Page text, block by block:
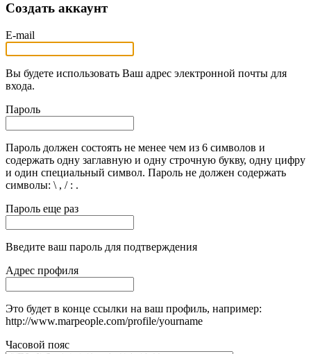
Создать аккаунт
E-mail
Вы будете использовать Ваш адрес электронной почты для
входа.
Пароль
Пароль должен состоять не менее чем из 6 символов и
содержать одну заглавную и одну строчную букву, одну цифру
и один специальный символ. Пароль не должен содержать
символы: \ , / : .
Пароль еще раз
Введите ваш пароль для подтверждения
Адрес профиля
Это будет в конце ссылки на ваш профиль, например:
http://www.marpeople.com/profile/yourname
Часовой пояс